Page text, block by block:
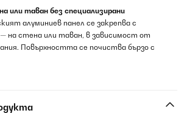
или таван без специализирани
алуминиев панел се закрепва с
на стена или таван, в зависимост от
Повърхността се почиства бързо с